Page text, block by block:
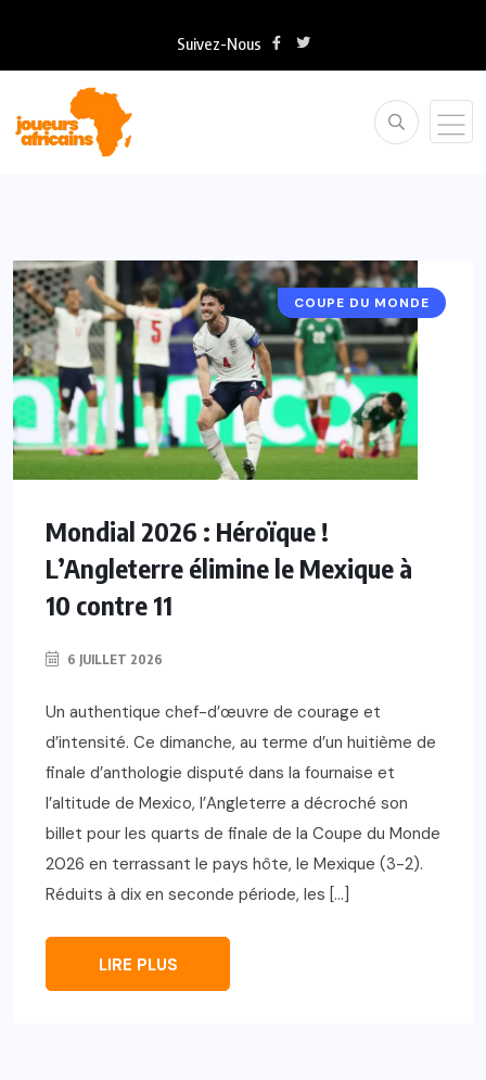
Suivez-Nous
COUPE DU MONDE
Mondial 2026 : Héroïque !
L’Angleterre élimine le Mexique à
10 contre 11
6 JUILLET 2026
Un authentique chef-d’œuvre de courage et
d’intensité. Ce dimanche, au terme d’un huitième de
finale d’anthologie disputé dans la fournaise et
l’altitude de Mexico, l’Angleterre a décroché son
billet pour les quarts de finale de la Coupe du Monde
2026 en terrassant le pays hôte, le Mexique (3-2).
Réduits à dix en seconde période, les […]
LIRE PLUS